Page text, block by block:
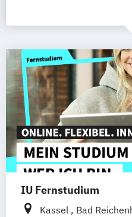
IU Fernstudium
Kassel Bad